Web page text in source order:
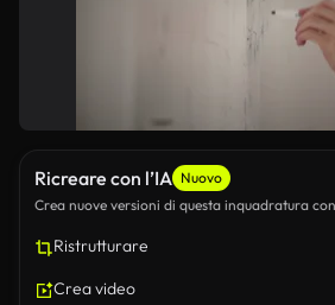
Ricreare con l’IA Nuovo
Crea nuove versioni di questa inquadratura
Ristrutturare
Crea video